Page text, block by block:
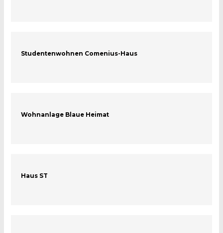
Studentenwohnen Comenius-Haus
Wohnanlage Blaue Heimat
Haus ST